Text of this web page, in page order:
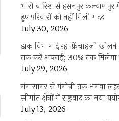
भारी बारिश से हसनपुर कल्याणपुर
हुए परिवारों को नहीं मिली मदद
July 30, 2026
डाक विभाग दे रहा फ्रेंचाइजी
तक करें अप्लाई; 30% तक
July 29, 2026
गंगासागर से गंगोत्री तक भगवा
सीमांत क्षेत्रों में राष्ट्रवाद का नया
July 13, 2026